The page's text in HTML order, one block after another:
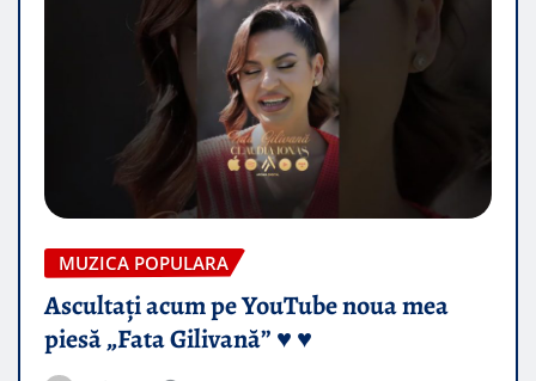
MUZICA POPULARA
Ascultați acum pe YouTube noua mea
piesă „Fata Gilivană” ♥️ ♥️